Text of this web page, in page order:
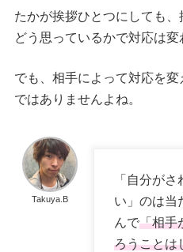
たかが挨拶ひとつにしても
どう思っているかで対応は変
でも、相手によって対応を変
ではありませんよね。
Takuya.B
「自分が
い」のは当
んで「相手
ろうことは